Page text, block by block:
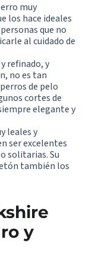
muy
los hace ideales
que no
al cuidado de
refinado, y
no es tan
de pelo
cortes de
elegante y
leales y
ser excelentes
solitarias. Su
también los
y